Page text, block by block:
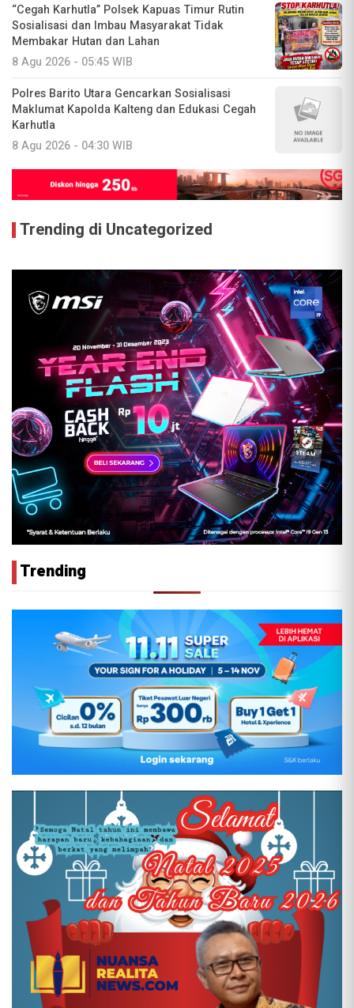
“Cegah Karhutla” Polsek Kapuas Timur Rutin
Sosialisasi dan Imbau Masyarakat Tidak
Membakar Hutan dan Lahan
8 Agu 2026 - 05:45 WIB
Polres Barito Utara Gencarkan Sosialisasi
Maklumat Kapolda Kalteng dan Edukasi Cegah
Karhutla
8 Agu 2026 - 04:30 WIB
Trending di Uncategorized
Trending